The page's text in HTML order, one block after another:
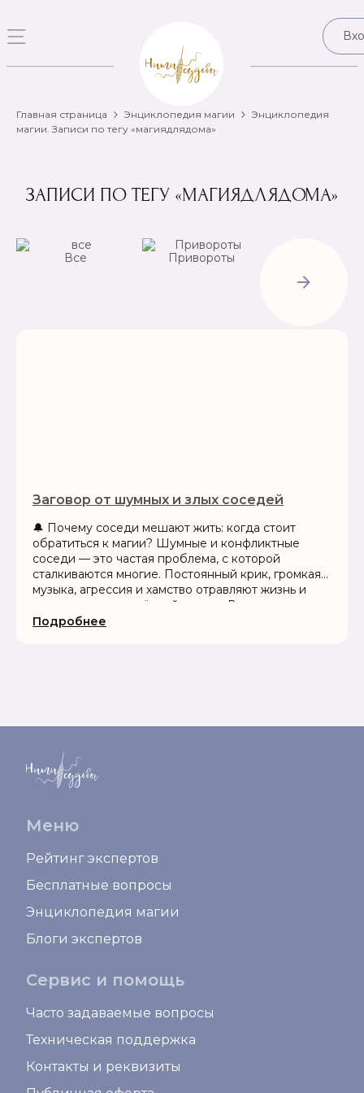
Главная страница Энциклопедия магии
Энциклопедия
магии. Записи по тегу «магиядлядома»
ЗАПИСИ ПО ТЕГУ «МАГИЯДЛЯДОМА»
Все
Привороты
Рассорки
Заговор от шумных и злых соседей
🔔 Почему соседи мешают жить: когда стоит
обратиться к магии? Шумные и конфликтные
соседи — это частая проблема, с которой
сталкиваются многие. Постоянный крик, громкая
музыка, агрессия и хамство отравляют жизнь и
могут вызвать серьёзный стресс. В тех случаях,
когда разговоры и жалобы не...
Подробнее
Меню
Рейтинг экспертов
Бесплатные вопросы
Энциклопедия магии
Блоги экспертов
Сервис и помощь
Часто задаваемые вопросы
Техническая поддержка
Контакты и реквизиты